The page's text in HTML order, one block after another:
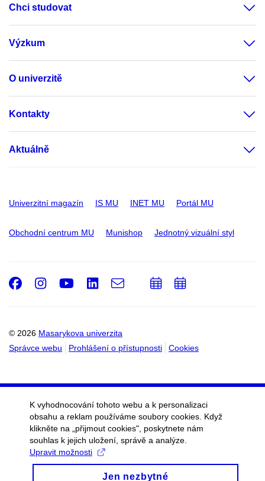
Chci studovat
Výzkum
O univerzitě
Kontakty
Aktuálně
Univerzitní magazín IS MU INET MU Portál MU
Obchodní centrum MU Munishop Jednotný vizuální styl
© 2026 Masarykova univerzita
Správce webu
Prohlášení o přístupnosti Cookies
Facebook
Instagram
Youtube
LinkedIn
e-
PřidatPřidat
K vyhodnocování tohoto webu a k personalizaci
obsahu a reklam používáme soubory cookies. Když
klikněte na „přijmout cookies", poskytnete nám
souhlas k jejich uložení, správě a analýze.
Upravit možnosti
Jen nezbytné